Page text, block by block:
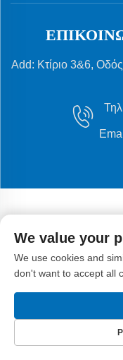
Add: Κτίριο 3&6,
Δικαιώματα
Flying Fish
ΑΡΧΙΚΗ ΣΕΛΙΔΑ
We value your
We use cookies and
don't want to accept all